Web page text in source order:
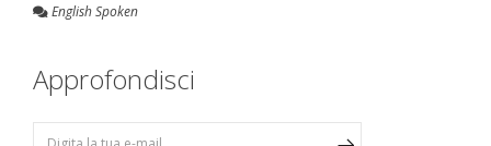
English Spoken
Approfondisci